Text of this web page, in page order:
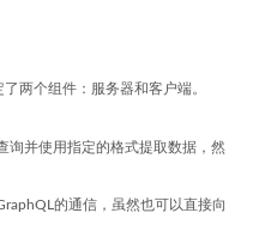
两个组件：服务器和客户端。
询并使用指定的格式提取数据，然
的通信，虽然也可以直接向